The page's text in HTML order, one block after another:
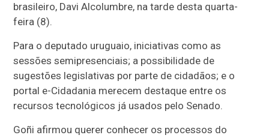
brasileiro, Davi Alcolumbre, na tarde desta quarta-
feira (8).
Para o deputado uruguaio, iniciativas como as
sessões semipresenciais; a possibilidade de
sugestões legislativas por parte de cidadãos; e o
portal e-Cidadania merecem destaque entre os
recursos tecnológicos já usados pelo Senado.
Goñi afirmou querer conhecer os processos do